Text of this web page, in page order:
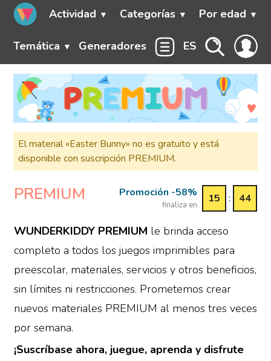
Actividad Categorías Por edad
Temática Generadores ES
El material «Easter Bunny» no es gratuito y está
disponible con suscripción PREMIUM.
PREMIUM Promoción -58%
finaliza en
15 : 44
WUNDERKIDDY PREMIUM le brinda acceso
completo a todos los juegos imprimibles para
preescolar, materiales, servicios y otros beneficios,
sin límites ni restricciones. Prometemos crear
nuevos materiales PREMIUM al menos tres veces
por semana.
¡Suscríbase ahora, juegue, aprenda y disfrute